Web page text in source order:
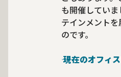
も開催してい
テインメント
のです。
―― 現在のオフ